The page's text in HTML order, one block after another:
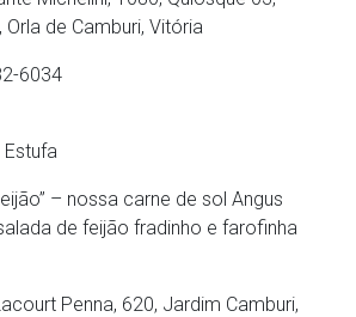
de Camburi, Vitória
6034
Estufa
– nossa carne de sol Angus
de feijão fradinho e farofinha
Penna, 620, Jardim Camburi,